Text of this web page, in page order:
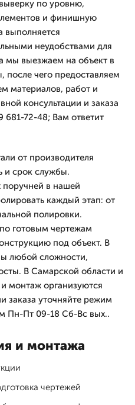
по уровню,
и финишную
выполняется
неудобствами для
мы выезжаем на объект в
чего предоставляем
материалов, работ и
консультации и заказа
681-72-48; Вам ответит
от производителя
и срок службы.
в нашей
каждый этап: от
полировки.
готовым чертежам
под объект. В
любой сложности,
В Самарской области и
монтаж организуются
заказа уточняйте режим
Пн-Пт 09-18 Сб-Вс вых..
и монтажа
чертежей